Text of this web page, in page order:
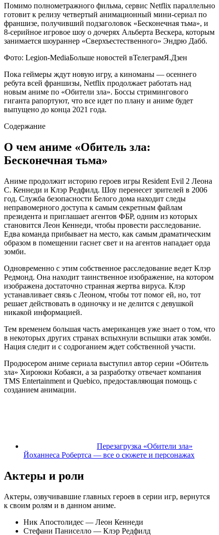
Помимо полнометражного фильма, сервис Netflix параллельно
готовит к релизу четвертый анимационный мини-сериал по
франшизе, получивший подзаголовок «Бесконечная тьма», и
8-серийное игровое шоу о дочерях Альберта Вескера, которым
занимается шоураннер «Сверхъестественного» Эндрю Дабб.
Фото: Legion-MediaБольше новостей вТелеграмЯ.Дзен
Пока геймеры ждут новую игру, а киноманы — осеннего
ребута всей франшизы, Netflix продолжает работать над
новым аниме по «Обители зла». Боссы стримингового
гиганта рапортуют, что все идет по плану и аниме будет
выпущено до конца 2021 года.
Содержание
О чем аниме «Обитель зла:
Бесконечная тьма»
Аниме продолжит историю героев игры Resident Evil 2 Леона
С. Кеннеди и Клэр Редфилд. Шоу перенесет зрителей в 2006
год. Служба безопасности Белого дома находит следы
неправомерного доступа к самым секретным файлам
президента и приглашает агентов ФБР, одним из которых
становится Леон Кеннеди, чтобы провести расследование.
Едва команда прибывает на место, как самым драматическим
образом в помещении гаснет свет и на агентов нападает орда
зомби.
Одновременно с этим собственное расследование ведет Клэр
Редмонд. Она находит таинственное изображение, на котором
изображена достаточно странная жертва вируса. Клэр
устанавливает связь с Леоном, чтобы тот помог ей, но, тот
решает действовать в одиночку и не делится с девушкой
никакой информацией.
Тем временем большая часть американцев уже знает о том, что
в некоторых других странах вспыхнули вспышки атак зомби.
Нация следит и с содроганием ждет собственной участи.
Продюсером аниме сериала выступил автор серии «Обитель
зла» Хироюки Кобаяси, а за разработку отвечает компания
TMS Entertainment и Quebico, предоставляющая помощь с
созданием анимации.
Перезагрузка «Обители зла»
Йоханнеса Робертса — все о сюжете и персонажах
Актеры и роли
Актеры, озвучивавшие главных героев в серии игр, вернутся
к своим ролям и в данном аниме.
Ник Апостолидес — Леон Кеннеди
Стефани Паниселло — Клэр Редфилд